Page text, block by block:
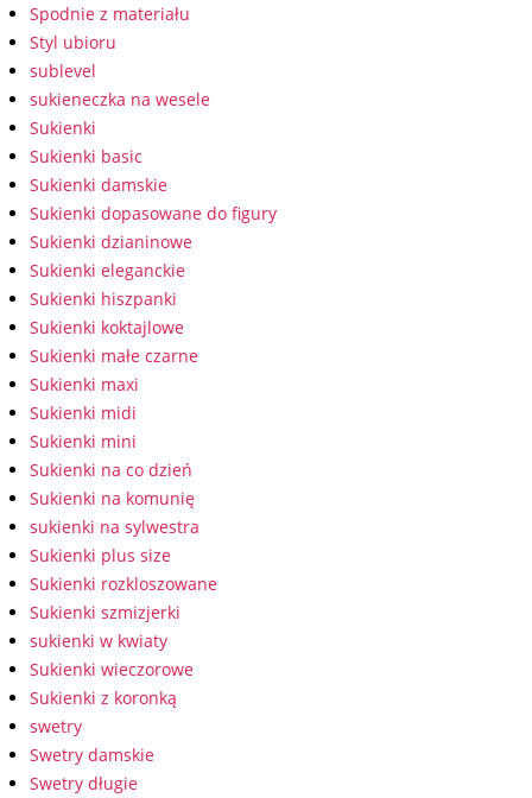
Spodnie z materiału
Styl ubioru
sublevel
sukieneczka na wesele
Sukienki
Sukienki basic
Sukienki damskie
Sukienki dopasowane do figury
Sukienki dzianinowe
Sukienki eleganckie
Sukienki hiszpanki
Sukienki koktajlowe
Sukienki małe czarne
Sukienki maxi
Sukienki midi
Sukienki mini
Sukienki na co dzień
Sukienki na komunię
sukienki na sylwestra
Sukienki plus size
Sukienki rozkloszowane
Sukienki szmizjerki
sukienki w kwiaty
Sukienki wieczorowe
Sukienki z koronką
swetry
Swetry damskie
Swetry długie